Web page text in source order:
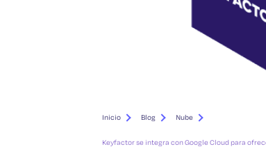
Inicio Blog Nube
Keyfactor se integra con Google Cloud para